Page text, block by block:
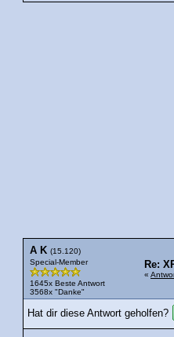
A K (15.120)
Special-Member
1645x Beste Antwort
3568x "Danke"
Re:
«
Hat dir diese Antwort geholfen?